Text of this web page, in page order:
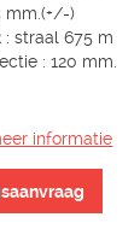
mm.(+/-)
: straal 675 m
: 120 mm.
informatie